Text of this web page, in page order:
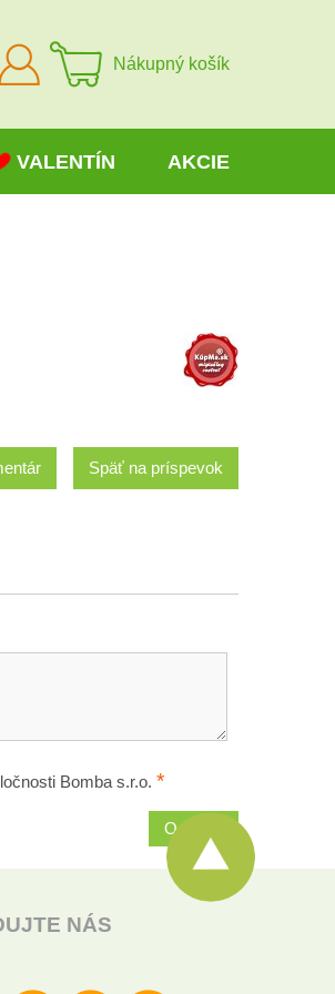
Prihlásiť
sa
Nákupný košík
VALENTÍN AKCIE
Späť na príspevok
Bomba s.r.o. *
Odoslať
NÁS